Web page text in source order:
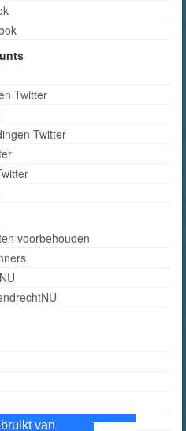
van
Twitter
Twitter
voorbehouden